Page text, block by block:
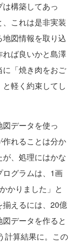
構築してあっ
これは是非実装
図情報を取り込
ば良いかと島澤
「焼き肉をおご
軽く約束してし
データを使っ
れることは分か
、処理にはかな
ログラムは、1画
かりました」と
えるには、20億
データを作ると
計算結果に。この